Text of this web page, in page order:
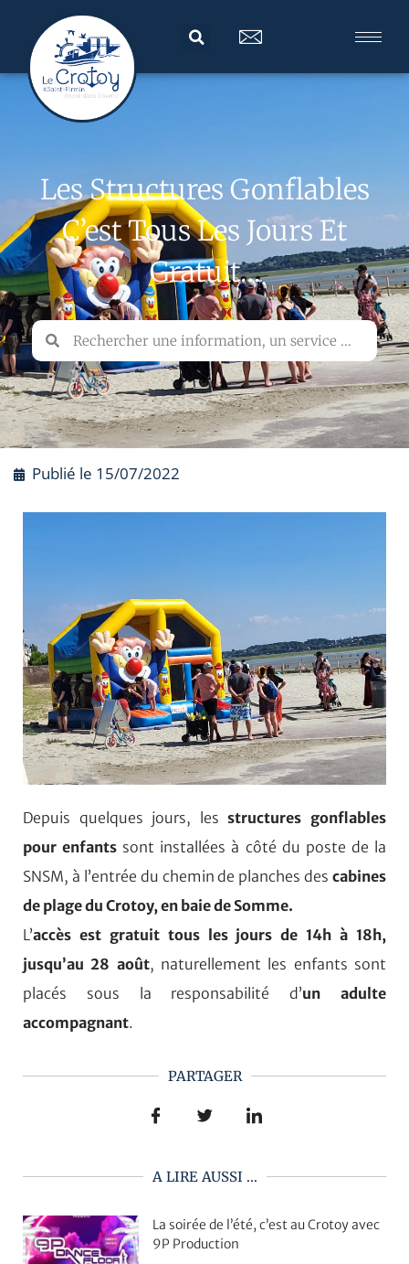
Les Structures Gonflables
C’est Tous Les Jours Et
Gratuit…
Publié le 15/07/2022
Depuis quelques jours, lesstructures gonflables
pour enfants sont installées à côté du poste de la
SNSM, à l’entrée du chemin de planches des cabines
de plage du Crotoy, en baie de Somme.
L’accès est gratuit tous les jours de 14h à 18h,
jusqu’au 28 août, naturellement les enfants sont
placés sous la responsabilité d’un adulte
accompagnant.
PARTAGER
A LIRE AUSSI ...
La soirée de l’été, c’est au Crotoy avec
9P Production